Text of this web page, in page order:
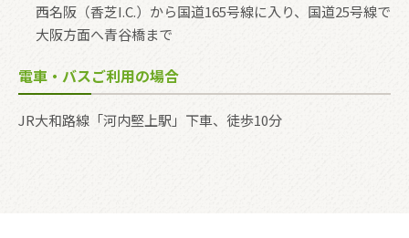
西名阪（香芝I.C.）から国道165号線に入り、国道25号線で
大阪方面へ青谷橋まで
電車・バスご利用の場合
JR大和路線「河内堅上駅」下車、徒歩10分